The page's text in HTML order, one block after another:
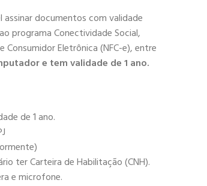
assinar documentos com validade
programa Conectividade Social,
Consumidor Eletrônica (NFC-e), entre
e tem validade de 1 ano.
de 1 ano.
ter Carteira de Habilitação (CNH).
e microfone.